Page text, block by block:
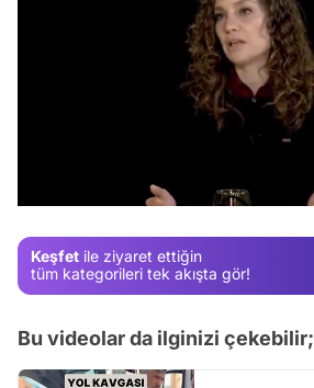
Keşfet ile ziyaret ettiğin
tüm kategorileri tek akışta gör!
Bu videolar da ilginizi çekebilir;